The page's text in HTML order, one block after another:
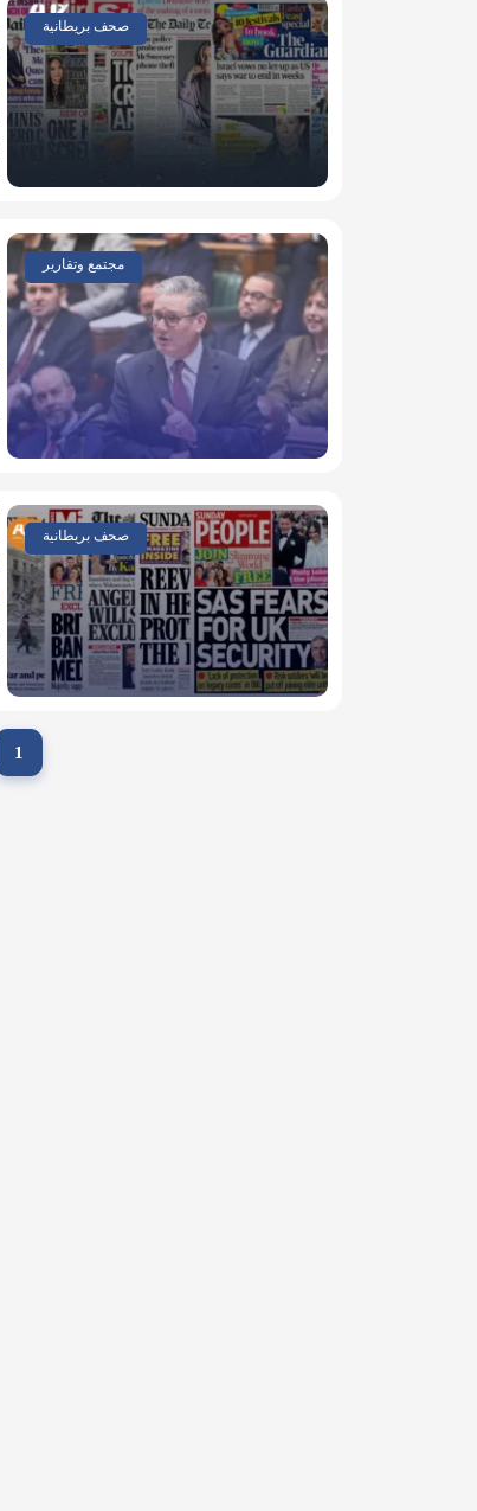
صحف بريطانية
مجتمع وتقارير
صحف بريطانية
1